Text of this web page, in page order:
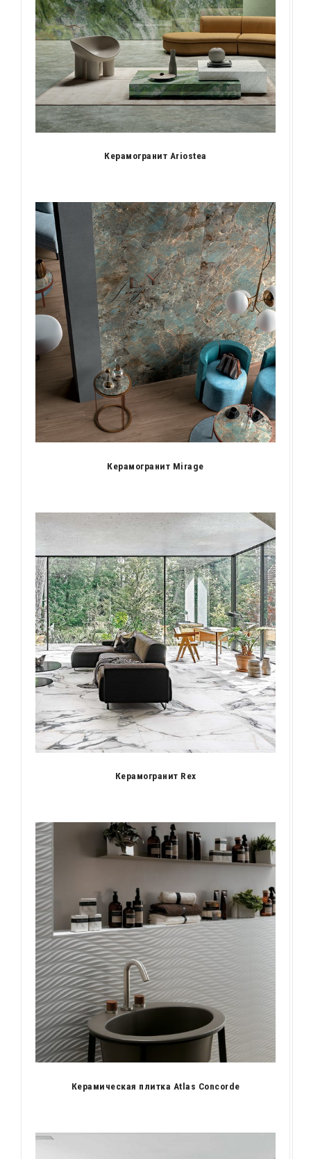
Керамогранит Ariostea
Керамогранит Mirage
Керамогранит Rex
Керамическая плитка Atlas Concorde